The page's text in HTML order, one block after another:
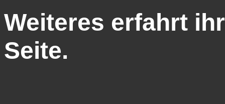
Weiteres erfahrt
Seite.